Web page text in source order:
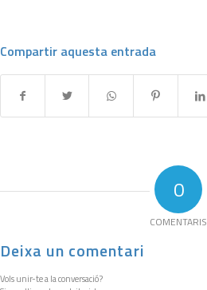
Compartir aquesta entrada
0
COMENTARIS
Deixa un comentari
Vols unir-te a la conversació?